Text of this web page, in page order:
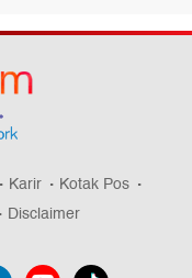
Karir
Kotak Pos
Disclaimer